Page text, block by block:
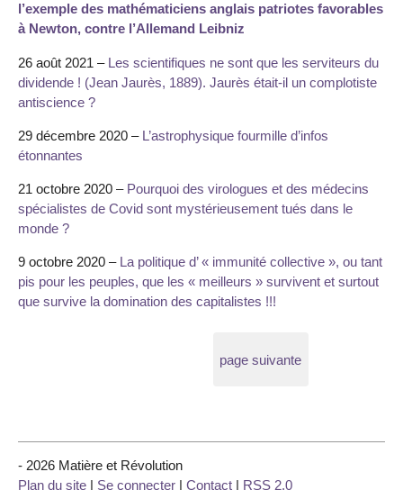
l’exemple des mathématiciens anglais patriotes favorables
à Newton, contre l’Allemand Leibniz
26 août 2021 – Les scientifiques ne sont que les serviteurs du
dividende ! (Jean Jaurès, 1889). Jaurès était-il un complotiste
antiscience ?
29 décembre 2020 – L’astrophysique fourmille d’infos
étonnantes
21 octobre 2020 – Pourquoi des virologues et des médecins
spécialistes de Covid sont mystérieusement tués dans le
monde ?
9 octobre 2020 – La politique d’ « immunité collective », ou tant
pis pour les peuples, que les « meilleurs » survivent et surtout
que survive la domination des capitalistes !!!
page suivante
- 2026 Matière et Révolution
Plan du site | Se connecter | Contact | RSS 2.0